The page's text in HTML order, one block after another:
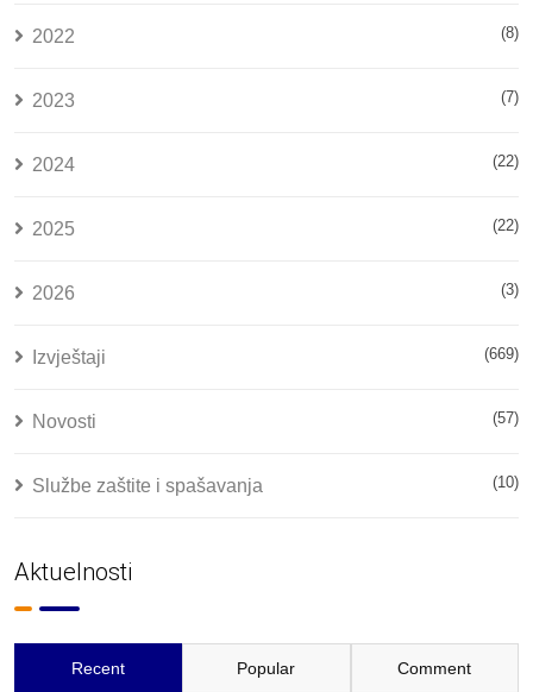
2022 (8)
2023 (7)
2024 (22)
2025 (22)
2026 (3)
Izvještaji (669)
Novosti (57)
Službe zaštite i spašavanja (10)
Aktuelnosti
Recent Popular Comment